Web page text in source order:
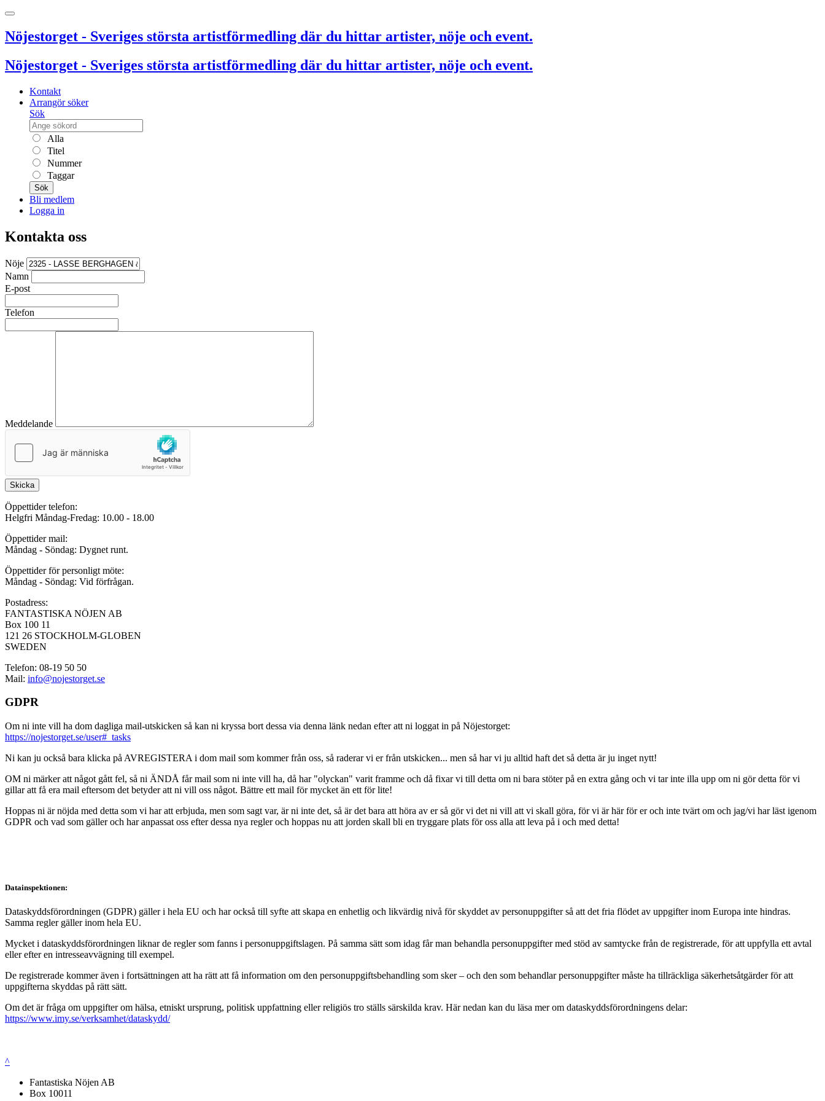
Nöjestorget - Sveriges största artistförmedling där du hittar artister, nöje och event.
Nöjestorget - Sveriges största artistförmedling där du hittar artister, nöje och event.
Kontakt
Arrangör söker
Sök
Alla
Titel
Nummer
Taggar
Sök
Bli medlem
Logga in
Kontakta oss
Nöje
Namn
E-post
Telefon
Meddelande
Skicka
Öppettider telefon:
Helgfri Måndag-Fredag: 10.00 - 18.00
Öppettider mail:
Måndag - Söndag: Dygnet runt.
Öppettider för personligt möte:
Måndag - Söndag: Vid förfrågan.
Postadress:
FANTASTISKA NÖJEN AB
Box 100 11
121 26 STOCKHOLM-GLOBEN
SWEDEN
Telefon: 08-19 50 50
Mail: info@nojestorget.se
GDPR
Om ni inte vill ha dom dagliga mail-utskicken så kan ni kryssa bort dessa via denna länk nedan efter att ni loggat in på Nöjestorget:
https://nojestorget.se/user#_tasks
Ni kan ju också bara klicka på AVREGISTERA i dom mail som kommer från oss, så raderar vi er från utskicken... men så har vi ju alltid haft det så detta är ju inget nytt!
OM ni märker att något gått fel, så ni ÄNDÅ får mail som ni inte vill ha, då har "olyckan" varit framme och då fixar vi till detta om ni bara stöter på en extra gång och vi tar inte illa upp om ni gör detta för vi
gillar att få era mail eftersom det betyder att ni vill oss något. Bättre ett mail för mycket än ett för lite!
Hoppas ni är nöjda med detta som vi har att erbjuda, men som sagt var, är ni inte det, så är det bara att höra av er så gör vi det ni vill att vi skall göra, för vi är här för er och inte tvärt om och jag/vi har läst igenom
GDPR och vad som gäller och har anpassat oss efter dessa nya regler och hoppas nu att jorden skall bli en tryggare plats för oss alla att leva på i och med detta!
Datainspektionen:
Dataskyddsförordningen (GDPR) gäller i hela EU och har också till syfte att skapa en enhetlig och likvärdig nivå för skyddet av personuppgifter så att det fria flödet av uppgifter inom Europa inte hindras.
Samma regler gäller inom hela EU.
Mycket i dataskyddsförordningen liknar de regler som fanns i personuppgiftslagen. På samma sätt som idag får man behandla personuppgifter med stöd av samtycke från de registrerade, för att uppfylla ett avtal
eller efter en intresseavvägning till exempel.
De registrerade kommer även i fortsättningen att ha rätt att få information om den personuppgiftsbehandling som sker – och den som behandlar personuppgifter måste ha tillräckliga säkerhetsåtgärder för att
uppgifterna skyddas på rätt sätt.
Om det är fråga om uppgifter om hälsa, etniskt ursprung, politisk uppfattning eller religiös tro ställs särskilda krav. Här nedan kan du läsa mer om dataskyddsförordningens delar:
https://www.imy.se/verksamhet/dataskydd/
^
Fantastiska Nöjen AB
Box 10011